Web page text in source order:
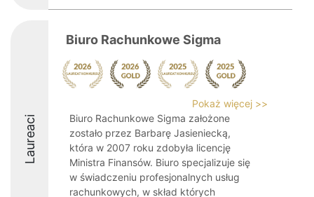
Laureaci
Biuro Rachunkowe Sigma
Pokaż więcej >>
Biuro Rachunkowe Sigma założone
zostało przez Barbarę Jasieniecką,
która w 2007 roku zdobyła licencję
Ministra Finansów. Biuro specjalizuje się
w świadczeniu profesjonalnych usług
rachunkowych, w skład których